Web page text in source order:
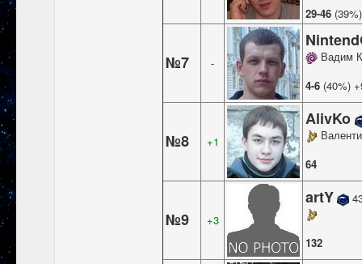
29-46
№7 -
Вадим
4-6 (40%)
№8 +1
AlivKo
64
№9 +3
artY
132